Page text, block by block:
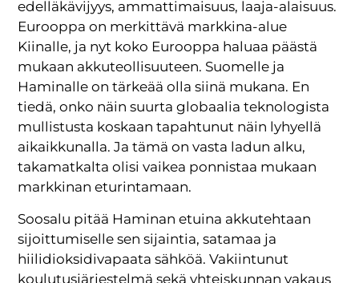
edelläkävijyys, ammattimaisuus, laaja-alaisuus.
Eurooppa on merkittävä markkina-alue
Kiinalle, ja nyt koko Eurooppa haluaa päästä
mukaan akkuteollisuuteen. Suomelle ja
Haminalle on tärkeää olla siinä mukana. En
tiedä, onko näin suurta globaalia teknologista
mullistusta koskaan tapahtunut näin lyhyellä
aikaikkunalla. Ja tämä on vasta ladun alku,
takamatkalta olisi vaikea ponnistaa mukaan
markkinan eturintamaan.
Soosalu pitää Haminan etuina akkutehtaan
sijoittumiselle sen sijaintia, satamaa ja
hiilidioksidivapaata sähköä. Vakiintunut
koulutusjärjestelmä sekä yhteiskunnan vakaus